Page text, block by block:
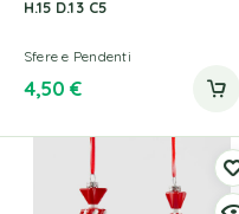
H.15 D.13 C5
Sfere e Pendenti
4,50€